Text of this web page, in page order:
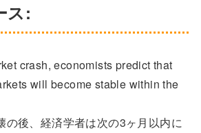
ス:
crash, economists predict that
will become stable within the
の後、経済学者は次の3ヶ月以内に